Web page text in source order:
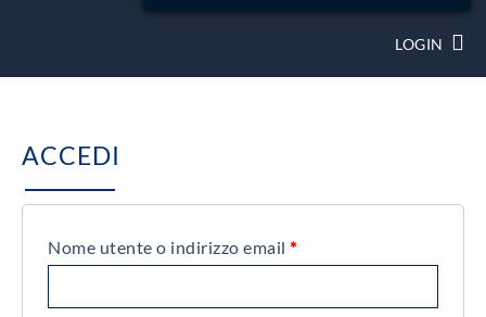
LOGIN
ACCEDI
Nome utente o indirizzo email *